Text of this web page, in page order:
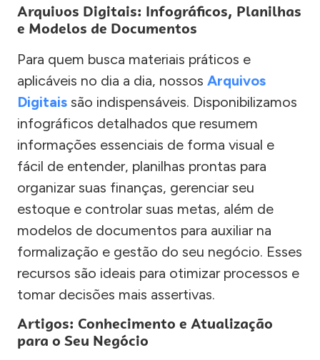
Arquivos Digitais: Infográficos, Planilhas
e Modelos de Documentos
Para quem busca materiais práticos e
aplicáveis no dia a dia, nossos Arquivos
Digitais são indispensáveis. Disponibilizamos
infográficos detalhados que resumem
informações essenciais de forma visual e
fácil de entender, planilhas prontas para
organizar suas finanças, gerenciar seu
estoque e controlar suas metas, além de
modelos de documentos para auxiliar na
formalização e gestão do seu negócio. Esses
recursos são ideais para otimizar processos e
tomar decisões mais assertivas.
Artigos: Conhecimento e Atualização
para o Seu Negócio